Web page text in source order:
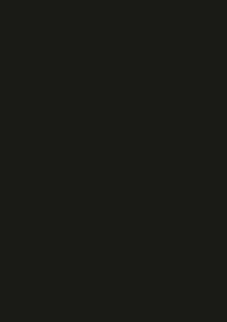
por Thiago Almada,
plano B Luiz